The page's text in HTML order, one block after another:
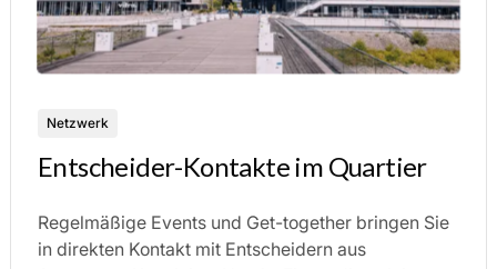
Netzwerk
Entscheider-Kontakte im Quartier
Regelmäßige Events und Get-together bringen Sie
in direkten Kontakt mit Entscheidern aus